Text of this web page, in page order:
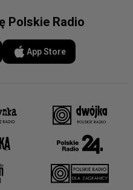
Polskie Radio
App Store